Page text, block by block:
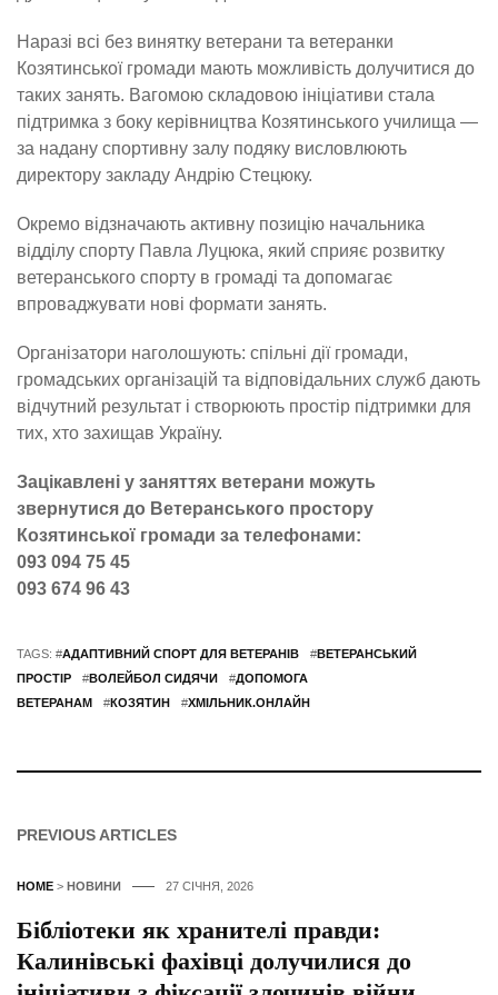
Наразі всі без винятку ветерани та ветеранки
Козятинської громади мають можливість долучитися до
таких занять. Вагомою складовою ініціативи стала
підтримка з боку керівництва Козятинського училища —
за надану спортивну залу подяку висловлюють
директору закладу Андрію Стецюку.
Окремо відзначають активну позицію начальника
відділу спорту Павла Луцюка, який сприяє розвитку
ветеранського спорту в громаді та допомагає
впроваджувати нові формати занять.
Організатори наголошують: спільні дії громади,
громадських організацій та відповідальних служб дають
відчутний результат і створюють простір підтримки для
тих, хто захищав Україну.
Зацікавлені у заняттях ветерани можуть
звернутися до Ветеранського простору
Козятинської громади за телефонами:
093 094 75 45
093 674 96 43
TAGS: #АДАПТИВНИЙ СПОРТ ДЛЯ ВЕТЕРАНІВ #ВЕТЕРАНСЬКИЙ
ПРОСТІР
#ВОЛЕЙБОЛ СИДЯЧИ #ДОПОМОГА
ВЕТЕРАНАМ
#КОЗЯТИН #ХМІЛЬНИК.ОНЛАЙН
PREVIOUS ARTICLES
HOME > НОВИНИ 27 СІЧНЯ, 2026
Бібліотеки як хранителі правди:
Калинівські фахівці долучилися до